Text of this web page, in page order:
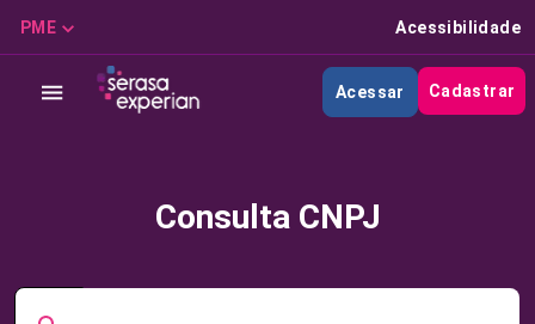
PME Acessibilidade
Acessar Cadastrar
Consulta CNPJ